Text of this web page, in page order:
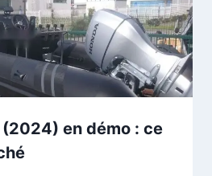
en démo : ce